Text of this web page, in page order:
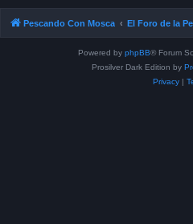
Pescando Con Mosca El Foro de la
Powered by phpBB® Forum
Prosilver Dark Edition by
Privacy|